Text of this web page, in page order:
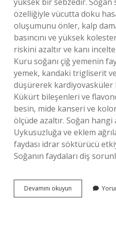
özelliğiyle vücutta doku
oluşumunu önler, kalp
basıncını ve yüksek
riskini azaltır ve kanı
Kuru soğanı çiğ yemenin
yemek, kandaki trigliserit
düşürerek kardiyovasküler
Kükürt bileşenleri ve
besin, mide kanseri ve
ölçüde azaltır. Soğan hangi
Uykusuzluğa ve eklem
faydası idrar söktürücü
Soğanın faydaları diş
Devamını okuyun
Hangi